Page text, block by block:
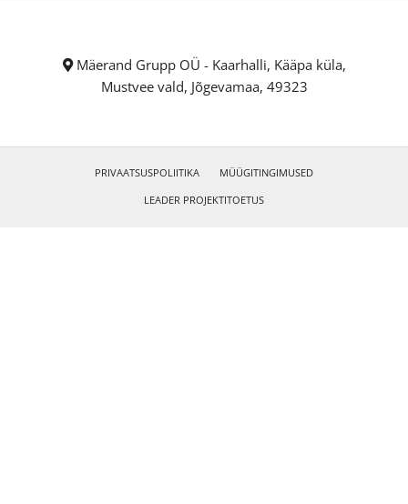
Mäerand Grupp OÜ - Kaarhalli, Kääpa küla,
Mustvee vald, Jõgevamaa, 49323
PRIVAATSUSPOLIITIKA
MÜÜGITINGIMUSED
LEADER PROJEKTITOETUS